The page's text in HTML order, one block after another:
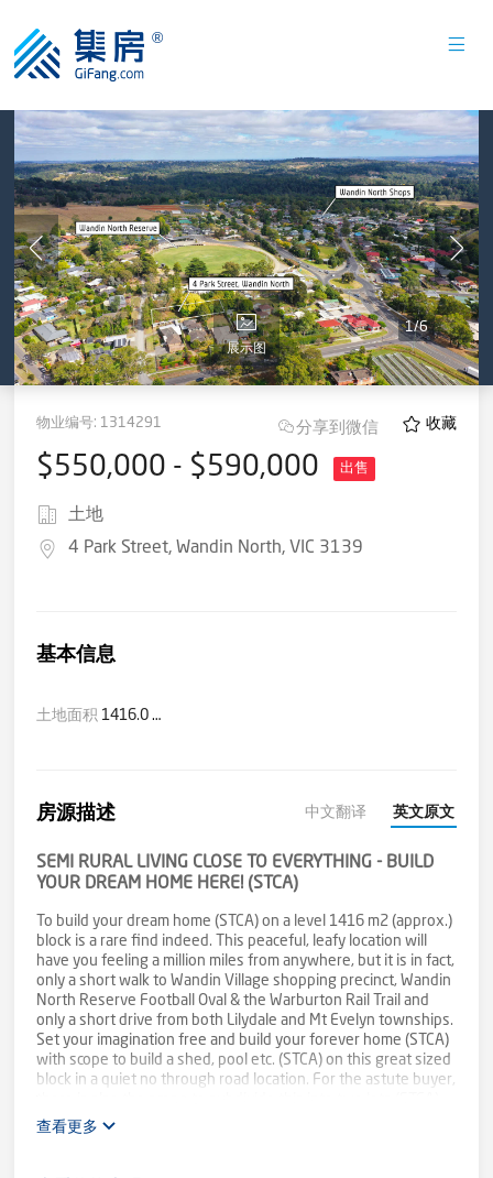
展示图
1/6
物业编号: 1314291
$550,000 - $590,000 出售
土地
4 Park Street, Wandin North, VIC 3139
分享到微信 收藏
基本信息
土地面积 1416.0 平方米(大约)
房源描述 中文翻译 英文原文
SEMI RURAL LIVING CLOSE TO EVERYTHING - BUILD
YOUR DREAM HOME HERE! (STCA)
To build your dream home (STCA) on a level 1416 m2 (approx.)
block is a rare find indeed. This peaceful, leafy location will
have you feeling a million miles from anywhere, but it is in fact,
only a short walk to Wandin Village shopping precinct, Wandin
North Reserve Football Oval & the Warburton Rail Trail and
only a short drive from both Lilydale and Mt Evelyn townships.
Set your imagination free and build your forever home (STCA)
with scope to build a shed, pool etc. (STCA) on this great sized
block in a quiet no through road location. For the astute buyer,
Endless options in the heart of Wandin North.
查看更多